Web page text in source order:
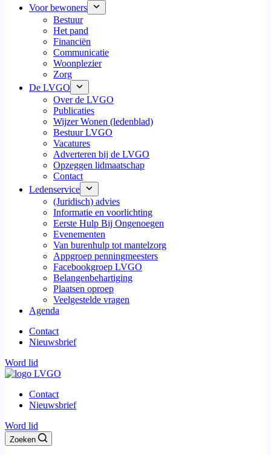
Voor bewoners
Bestuur
Het pand
Financiën
Communicatie
Woonplezier
Zorg
De LVGO
Over de LVGO
Publicaties
Wijzer Wonen (ledenblad)
Bestuur LVGO
Vacatures
Adverteren bij de LVGO
Opzeggen lidmaatschap
Contact
Ledenservice
(Juridisch) advies
Informatie en voorlichting
Eerste Hulp Bij Ongenoegen
Evenementen
Van burenhulp tot mantelzorg
Appgroep penningmeesters
Facebookgroep LVGO
Belangenbehartiging
Plaatsen oproep
Veelgestelde vragen
Agenda
Contact
Nieuwsbrief
Word lid
Contact
Nieuwsbrief
Word lid
Zoeken